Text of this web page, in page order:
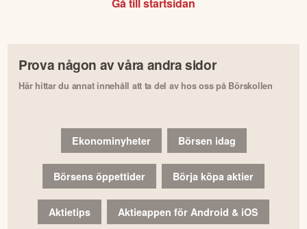
Prova någon av våra andra sidor
Här hittar du annat innehåll att ta del av hos oss på Börskollen
Ekonominyheter Börsen idag
Börsens öppettider Börja köpa aktier
Aktietips Aktieappen för Android & iOS